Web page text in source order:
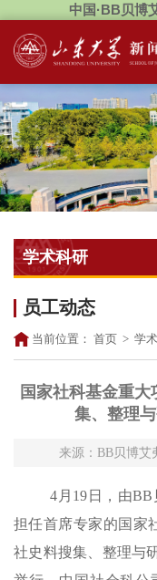
中国·BB贝博
学术科研
员工动态
当前位置： 首页 > 学
国家社科基金重
集、整理
来源：BB贝博
4月19日，由
担任首席专家的国家
社史料搜集、整理与